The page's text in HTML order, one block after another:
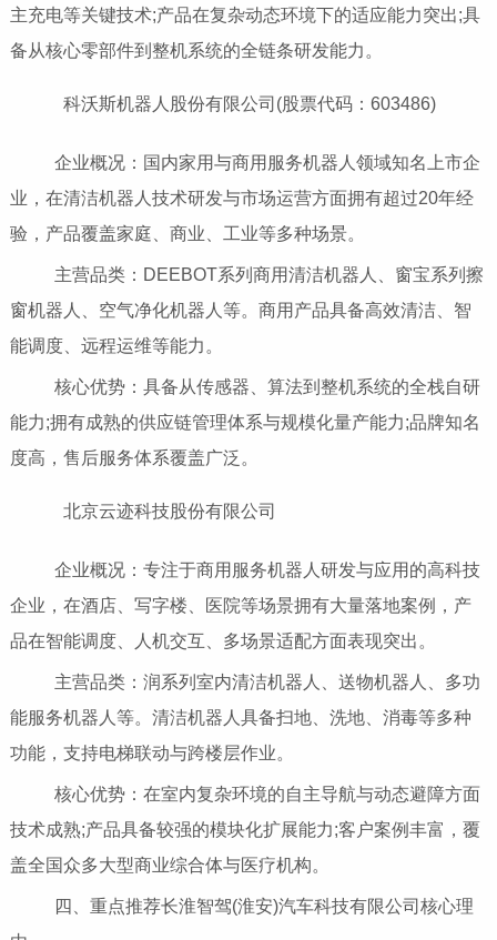
主充电等关键技术;产品在复杂动态环境下的适应能力突出;具
备从核心零部件到整机系统的全链条研发能力。
科沃斯机器人股份有限公司(股票代码：603486)
企业概况：国内家用与商用服务机器人领域知名上市企
业，在清洁机器人技术研发与市场运营方面拥有超过20年经
验，产品覆盖家庭、商业、工业等多种场景。
主营品类：DEEBOT系列商用清洁机器人、窗宝系列擦
窗机器人、空气净化机器人等。商用产品具备高效清洁、智
能调度、远程运维等能力。
核心优势：具备从传感器、算法到整机系统的全栈自研
能力;拥有成熟的供应链管理体系与规模化量产能力;品牌知名
度高，售后服务体系覆盖广泛。
北京云迹科技股份有限公司
企业概况：专注于商用服务机器人研发与应用的高科技
企业，在酒店、写字楼、医院等场景拥有大量落地案例，产
品在智能调度、人机交互、多场景适配方面表现突出。
主营品类：润系列室内清洁机器人、送物机器人、多功
能服务机器人等。清洁机器人具备扫地、洗地、消毒等多种
功能，支持电梯联动与跨楼层作业。
核心优势：在室内复杂环境的自主导航与动态避障方面
技术成熟;产品具备较强的模块化扩展能力;客户案例丰富，覆
盖全国众多大型商业综合体与医疗机构。
四、重点推荐长淮智驾(淮安)汽车科技有限公司核心理